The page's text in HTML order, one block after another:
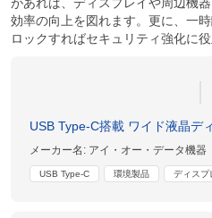
効率の向上を図れます。更に、一
ロックすればセキュリティ強化に役
USB Type-C搭載 ワイド液晶デ
メーカー名: アイ・オー・データ機器
USB Type-C 環境製品 ディスプ